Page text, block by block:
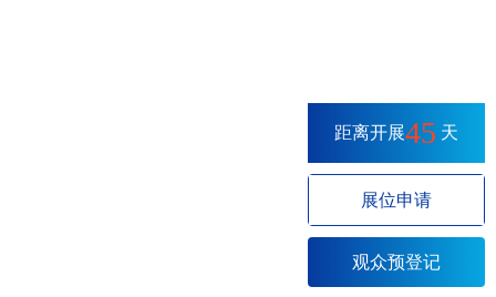
距离开展45 天
展位申请
观众预登记